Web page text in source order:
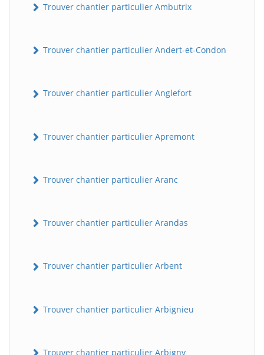
Trouver chantier particulier Ambutrix
Trouver chantier particulier Andert-et-Condon
Trouver chantier particulier Anglefort
Trouver chantier particulier Apremont
Trouver chantier particulier Aranc
Trouver chantier particulier Arandas
Trouver chantier particulier Arbent
Trouver chantier particulier Arbignieu
Trouver chantier particulier Arbigny